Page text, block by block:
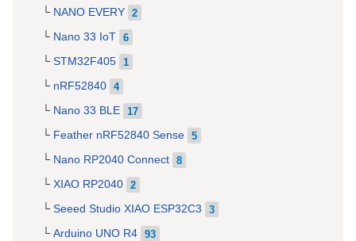
NANO EVERY 2
Nano 33 IoT 6
STM32F405 1
nRF52840 4
Nano 33 BLE 17
Feather nRF52840 Sense 5
Nano RP2040 Connect 8
XIAO RP2040 2
Seeed Studio XIAO ESP32C3 3
Arduino UNO R4 93